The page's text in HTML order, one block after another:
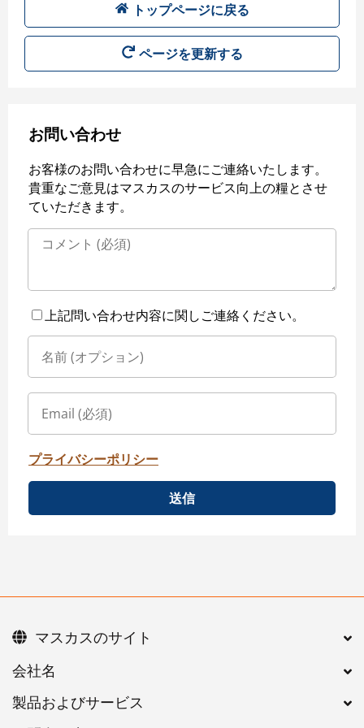
トップページに戻る
ページを更新する
お問い合わせ
お客様のお問い合わせに早急にご連絡いたします。
貴重なご意見はマスカスのサービス向上の糧とさせ
ていただきます。
上記問い合わせ内容に関しご連絡ください。
プライバシーポリシー
送信
会社名
製品およびサービス
マスカスのサイト